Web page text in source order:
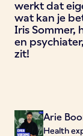
werkt dat
wat kan je
Iris Sommer,
en
zit!
Arie
Health